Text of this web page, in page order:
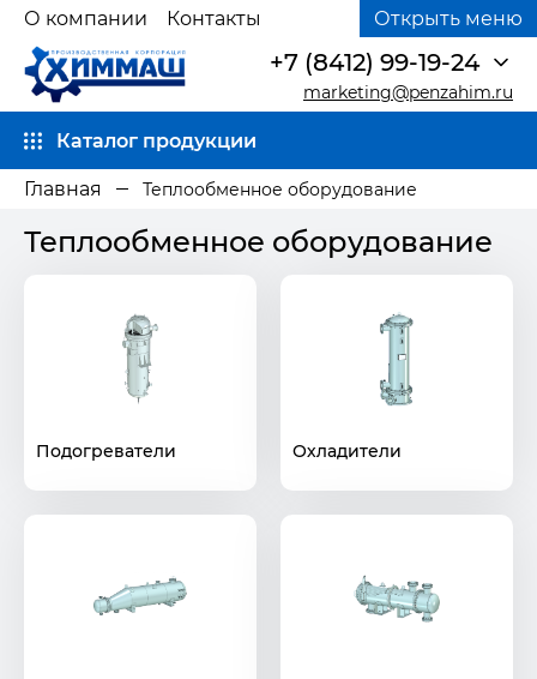
О компании Контакты Открыть меню
Каталог продукции
marketing@penzahim.ru
+7 (8412) 99-19-24
Главная Теплообменное оборудование
Теплообменное оборудование
Подогреватели Охладители